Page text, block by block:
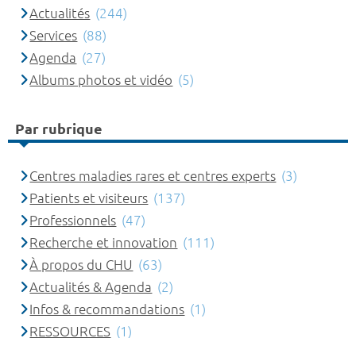
Actualités (244)
Services (88)
Agenda (27)
Albums photos et vidéo (5)
Par rubrique
Centres maladies rares et centres experts (3)
Patients et visiteurs (137)
Professionnels (47)
Recherche et innovation (111)
À propos du CHU (63)
Actualités & Agenda (2)
Infos & recommandations (1)
RESSOURCES (1)